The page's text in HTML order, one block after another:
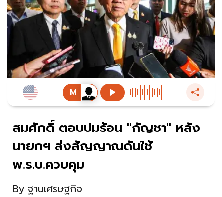
สมศักดิ์ ตอบปมร้อน "กัญชา" หลัง
นายกฯ ส่งสัญญาณดันใช้
พ.ร.บ.ควบคุม
By ฐานเศรษฐกิจ